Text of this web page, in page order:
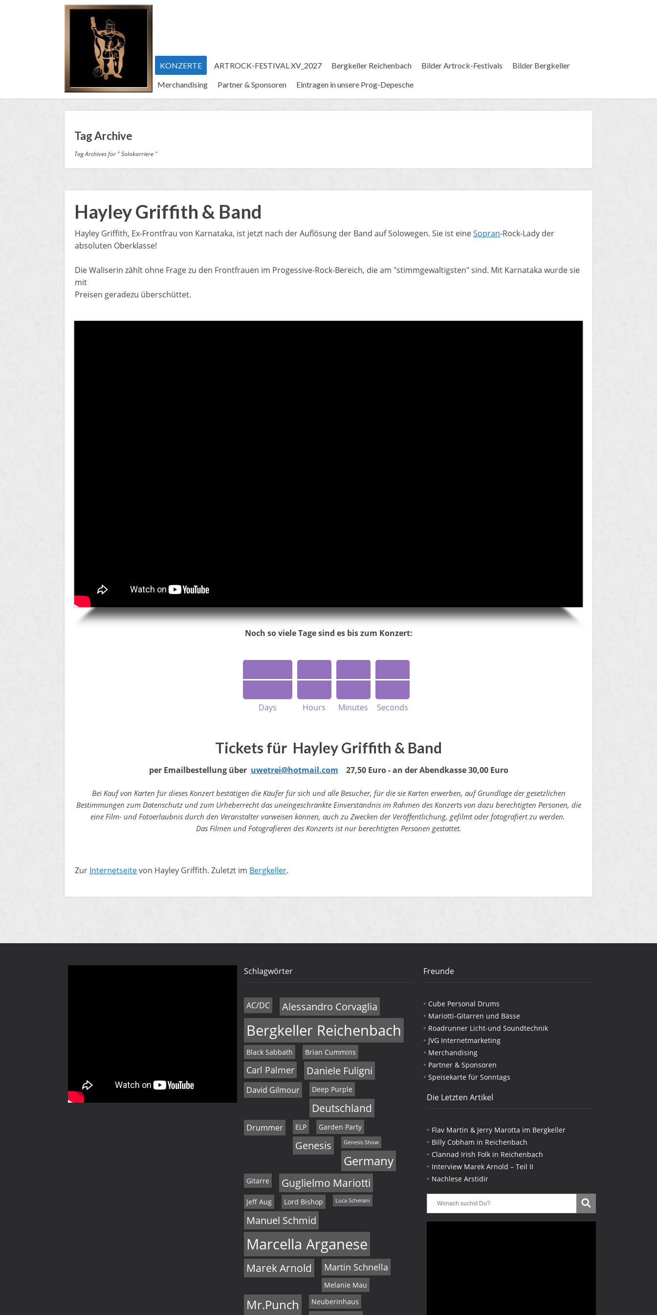
KONZERTE ARTROCK-FESTIVAL XV_2027 Bergkeller Reichenbach Bilder Artrock-Festivals Bilder Bergkeller
Merchandising Partner & Sponsoren Eintragen in unsere Prog-Depesche
Tag Archive
Tag Archives for " Solokarriere "
Hayley Griffith & Band
Hayley Griffith, Ex-Frontfrau von Karnataka, ist jetzt nach der Auflösung der Band auf Solowegen. Sie ist eineSopran-Rock-Lady der
absoluten Oberklasse!
Die Waliserin zählt ohne Frage zu den Frontfrauen im Progessive-Rock-Bereich, die am "stimmgewaltigsten" sind. Mit Karnataka wurde sie
mit
Preisen geradezu überschüttet.
Noch so viele Tage sind es bis zum Konzert:
Days Hours Minutes Seconds
Tickets für Hayley Griffith & Band
per Emailbestellungüber ​uwetrei@hotmail.com 27,50 Euro - an der Abendkasse 30,00 Euro
Bei Kauf von Karten für dieses Konzert bestätigen die Käufer für sich und alle Besucher, für die sie Karten erwerben, auf Grundlage der gesetzlichen
Bestimmungen zum Datenschutz und zum Urheberrecht das uneingeschränkte Einverständnis im Rahmen des Konzerts von dazu berechtigten Personen, die
eine Film- und Fotoerlaubnis durch den Veranstalter vorweisen können, auch zu Zwecken der Veröffentlichung, gefilmt oder fotografiert zu werden.
Das Filmen und Fotografieren des Konzerts ist nur berechtigten Personen gestattet.
Zur Internetseitevon Hayley Griffith. Zuletzt im Bergkeller.
Schlagwörter
AC/DC Alessandro Corvaglia
Bergkeller Reichenbach
Black Sabbath Brian Cummins
Carl Palmer Daniele Fuligni
David Gilmour Deep Purple
Deutschland
Drummer ELP Garden Party
Genesis Genesis Show
Germany
Gitarre Guglielmo Mariotti
Jeff Aug Lord Bishop Luca Scherani
Manuel Schmid
Marcella Arganese
Marek Arnold Martin Schnella
Melanie Mau
Mr.Punch Neuberinhaus
Freunde
Cube Personal Drums
Mariotti-Gitarren und Bässe
Roadrunner Licht-und Soundtechnik
JVG Internetmarketing
Merchandising
Partner & Sponsoren
Speisekarte für Sonntags
Die Letzten Artikel
Flav Martin & Jerry Marotta im Bergkeller
Billy Cobham in Reichenbach
Clannad Irish Folk in Reichenbach
Interview Marek Arnold – Teil II
Nachlese Arstidir